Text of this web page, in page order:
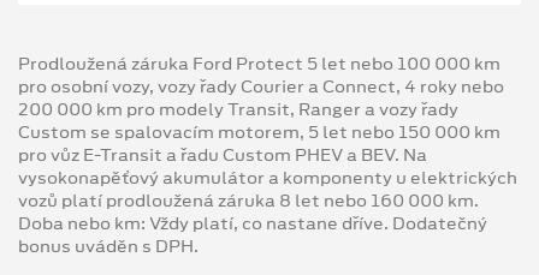
Prodloužená záruka Ford Protect 5 let nebo 100 000 km
pro osobní vozy, vozy řady Courier a Connect, 4 roky nebo
200 000 km pro modely Transit, Ranger a vozy řady
Custom se spalovacím motorem, 5 let nebo 150 000 km
pro vůz E-Transit a řadu Custom PHEV a BEV. Na
vysokonapěťový akumulátor a komponenty u elektrických
vozů platí prodloužená záruka 8 let nebo 160 000 km.
Doba nebo km: Vždy platí, co nastane dříve. Dodatečný
bonus uváděn s DPH.